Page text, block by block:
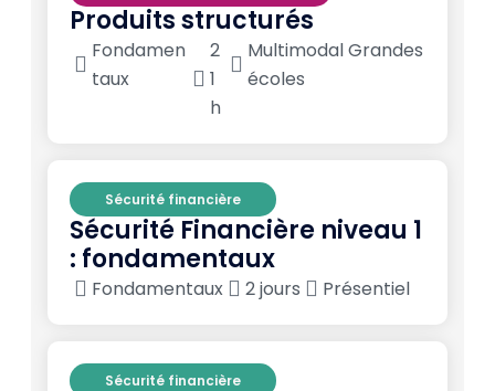
Produits structurés
Fondamen
taux
2
1
h
Multimodal Grandes
écoles
Sécurité financière
Sécurité Financière niveau 1
: fondamentaux
Fondamentaux 2 jours Présentiel
Sécurité financière